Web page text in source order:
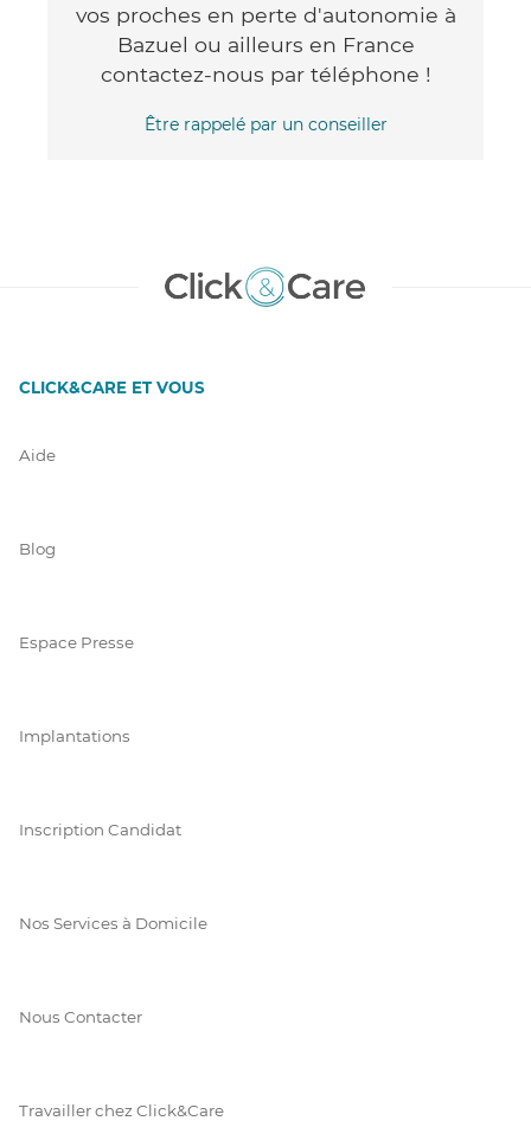
vos proches en perte d'autonomie à
Bazuel ou ailleurs en France
contactez-nous par téléphone !
Être rappelé par un conseiller
CLICK&CARE ET VOUS
Aide
Blog
Espace Presse
Implantations
Inscription Candidat
Nos Services à Domicile
Nous Contacter
Travailler chez Click&Care